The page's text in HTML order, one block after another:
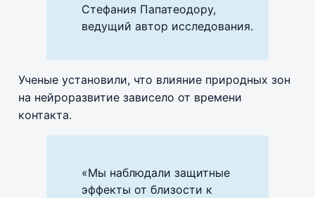
Стефания Папатеодору,
ведущий автор исследования.
Ученые установили, что влияние природных зон
на нейроразвитие зависело от времени
контакта.
«Мы наблюдали защитные
эффекты от близости к